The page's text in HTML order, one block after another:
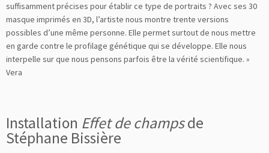
suffisamment précises pour établir ce type de portraits ? Avec ses 30
masque imprimés en 3D, l’artiste nous montre trente versions
possibles d’une même personne. Elle permet surtout de nous mettre
en garde contre le profilage génétique qui se développe. Elle nous
interpelle sur que nous pensons parfois être la vérité scientifique. »
Vera
Installation Effet de champsde
Stéphane Bissière